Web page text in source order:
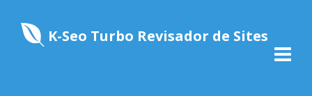
K-Seo Turbo Revisador de Sites